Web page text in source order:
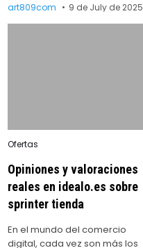
art809com 9 de July de 2025
Posted
Ofertas
Opiniones y valoraciones
reales en idealo.es sobre
sprinter tienda
En el mundo del comercio
digital, cada vez son más los